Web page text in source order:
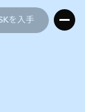
を入手